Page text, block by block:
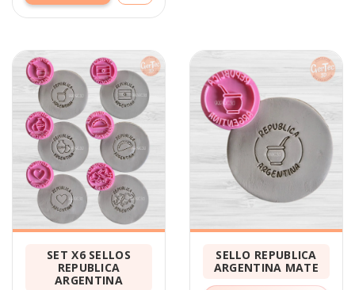
SET X6 SELLOS
REPUBLICA
ARGENTINA
SELLO REPUBLICA
ARGENTINA MATE